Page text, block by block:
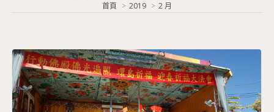
當前位置:
首頁 2019 2 月